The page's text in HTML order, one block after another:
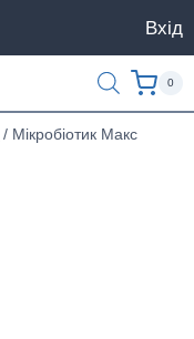
Вхід
0
/ Мікробіотик Макс